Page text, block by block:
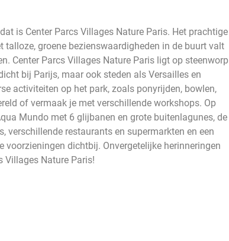
is Center Parcs Villages Nature Paris. Het prachtige
talloze, groene bezienswaardigheden in de buurt valt
Center Parcs Villages Nature Paris ligt op steenworp
bij Parijs, maar ook steden als Versailles en
activiteiten op het park, zoals ponyrijden, bowlen,
of vermaak je met verschillende workshops. Op
Mundo met 6 glijbanen en grote buitenlagunes, de
verschillende restaurants en supermarkten en een
voorzieningen dichtbij. Onvergetelijke herinneringen
Villages Nature Paris!